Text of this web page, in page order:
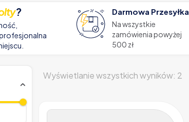
? Darmowa Przesyłka
Na wszystkie
zamówienia powyżej
500 zł
Wyświetlanie wszystkich wyników: 2